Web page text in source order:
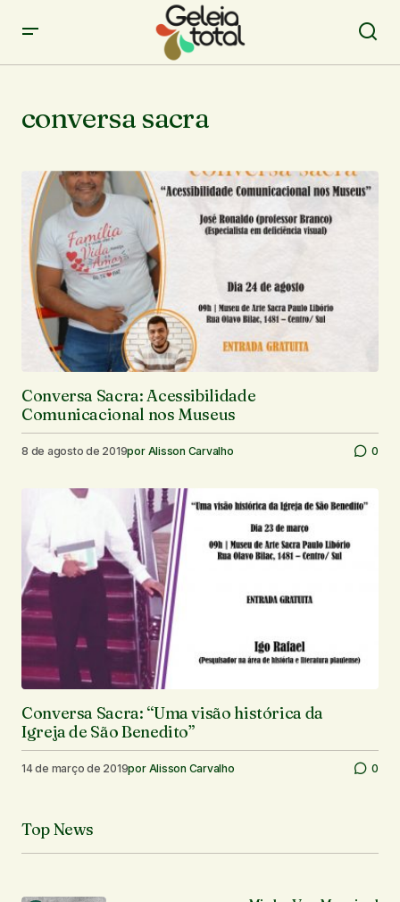
conversa sacra
Conversa Sacra: Acessibilidade
Comunicacional nos Museus
8 de agosto de 2019por Alisson Carvalho 0
Conversa Sacra: “Uma visão histórica da
Igreja de São Benedito”
14 de março de 2019por Alisson Carvalho 0
Top News